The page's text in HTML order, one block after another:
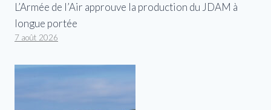
L’Armée de l’Air approuve la production du JDAM à
longue portée
7 août 2026